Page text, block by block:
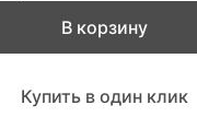
В корзину
Купить в один клик